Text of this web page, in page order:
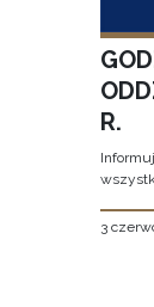
R.
3